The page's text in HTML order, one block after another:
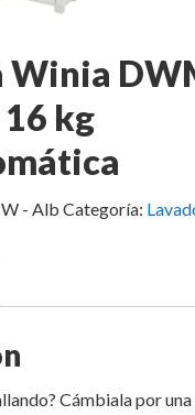
Winia
kg
- Alb Categoría:
Cámbiala por